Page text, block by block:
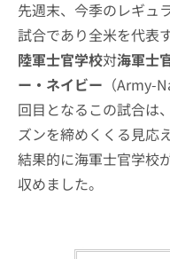
先週末、今季のレギュ
試合であり全米を代表
陸軍士官学校対海軍士
ー・ネイビー （Army-
回目となるこの試合は
ズンを締めくくる見応
結果的に海軍士官学校
収めました。